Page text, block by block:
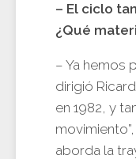
– El ciclo
¿Qué
– Ya hemos
dirigió
en 1982, y
aborda la